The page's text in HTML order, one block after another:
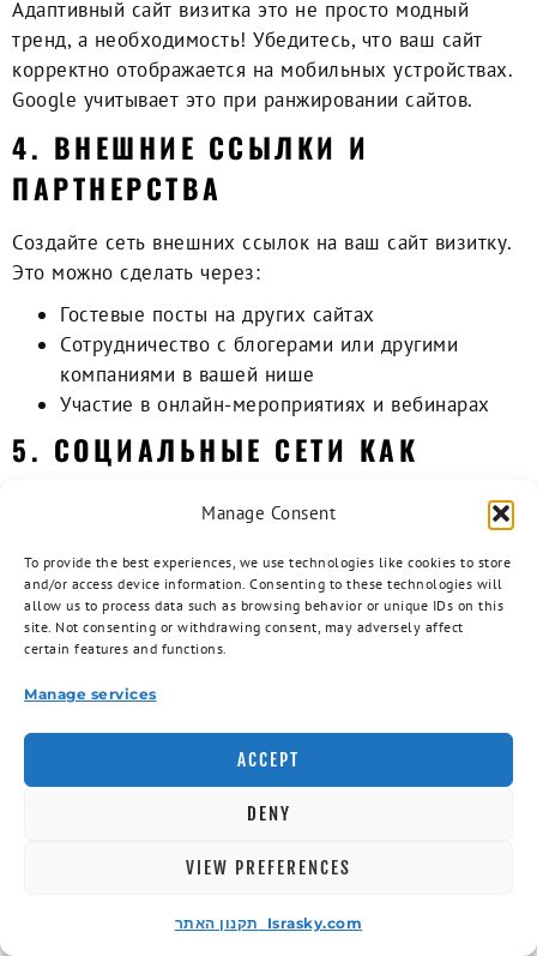
Manage Consent
To provide the best experiences, we use technologies like cookies to store
and/or access device information. Consenting to these technologies will
allow us to process data such as browsing behavior or unique IDs on this
site. Not consenting or withdrawing consent, may adversely affect
certain features and functions.
Manage services
ACCEPT
DENY
VIEW PREFERENCES
תקנון האתר Israsky.com
Адаптивный сайт визитка это не просто модный
тренд, а необходимость! Убедитесь, что ваш сайт
корректно отображается на мобильных устройствах.
Google учитывает это при ранжировании сайтов.
4. ВНЕШНИЕ ССЫЛКИ И
ПАРТНЕРСТВА
Создайте сеть внешних ссылок на ваш сайт визитку.
Это можно сделать через:
Гостевые посты на других сайтах
Сотрудничество с блогерами или другими
компаниями в вашей нише
Участие в онлайн-мероприятиях и вебинарах
5. СОЦИАЛЬНЫЕ СЕТИ КАК
использует социальные сети для продвижения
бизнеса. Создайте страницы вашего бизнеса в
популярных соцсетях и делитесь ссылками на вашу
Совет:Регулярно анализируйте результаты ваших
усилий по SEO с помощью инструментов аналитики,
таких как Google Analytics или Яндекс.Метрика.
постоянный процесс! Будьте терпеливы и следите за
изменениями алгоритмов поисковых систем.
визитка, вы сможете значительно повысить его